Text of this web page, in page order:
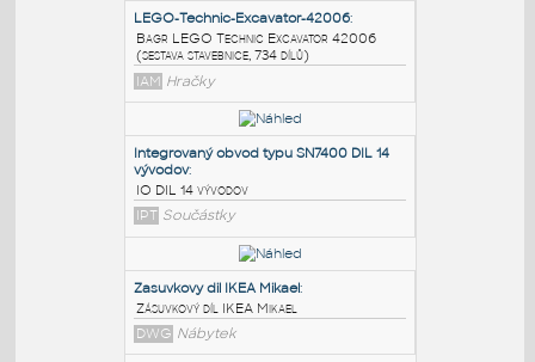
PODOBNÉ BLOKY:
LEGO-Technic-Excavator-42006
Bagr LEGO Technic Excavator 42006
(sestava stavebnice, 734 dílů)
IAM Hračky